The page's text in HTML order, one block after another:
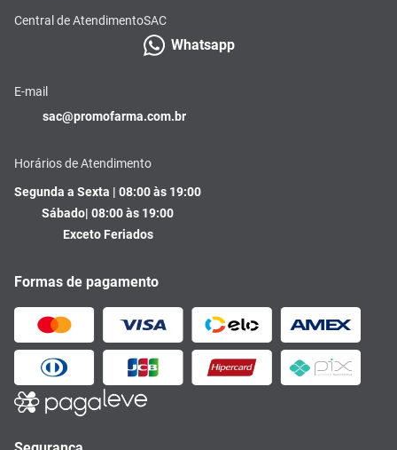
Central de AtendimentoSAC
Whatsapp
E-mail
sac@promofarma.com.br
Horários de Atendimento
Segunda a Sexta | 08:00 às 19:00
Sábado| 08:00 às 19:00
Exceto Feriados
Formas de pagamento